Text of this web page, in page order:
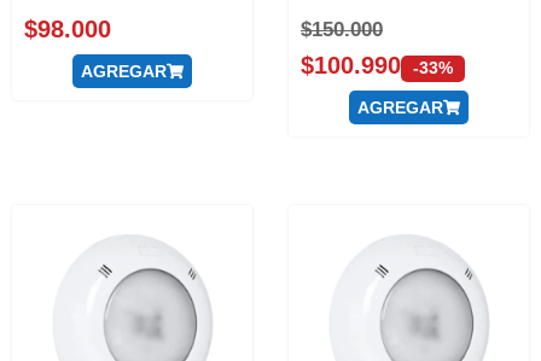
$98.000
AGREGAR
$150.000
$100.990 -33%
AGREGAR